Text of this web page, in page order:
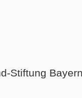
Stiftung